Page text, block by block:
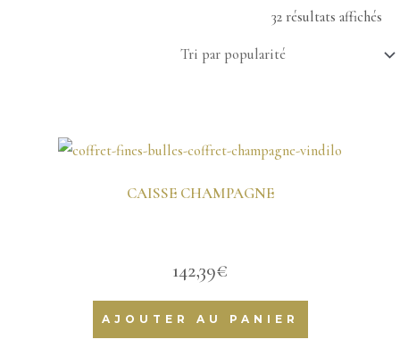
32 résultats affichés
CAISSE CHAMPAGNE
142,39€
AJOUTER AU PANIER